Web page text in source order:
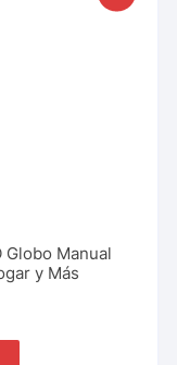
Manual
y Más